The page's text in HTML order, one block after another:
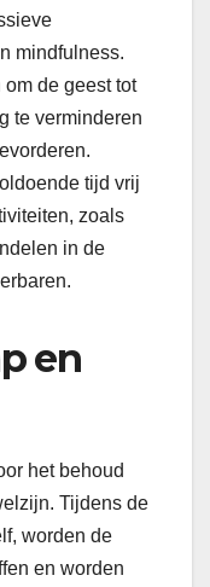
mindfulness.
de geest tot
te verminderen
tijd vrij
zoals
in de
en
het behoud
Tijdens de
worden de
en worden